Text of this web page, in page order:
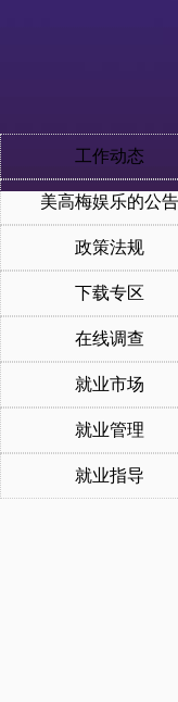
工作动态
美高梅娱乐的公告
政策法规
下载专区
在线调查
就业市场
就业管理
就业指导